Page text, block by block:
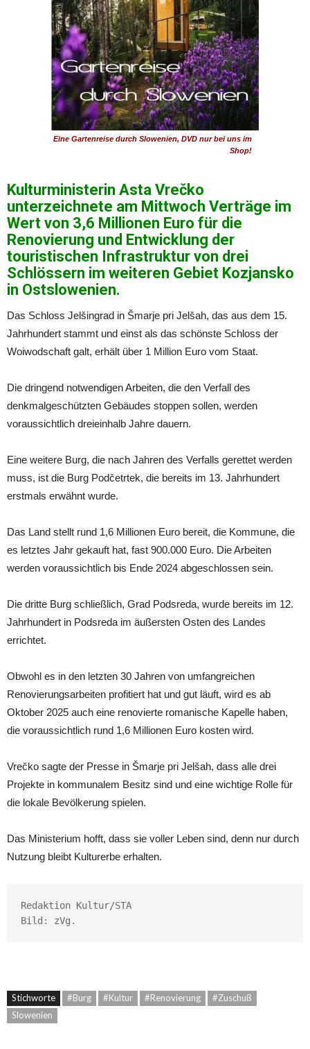
Eine Gartenreise durch Slowenien, DVD nur bei uns im
Shop!
Kulturministerin Asta Vrečko
unterzeichnete am Mittwoch Verträge im
Wert von 3,6 Millionen Euro für die
Renovierung und Entwicklung der
touristischen Infrastruktur von drei
Schlössern im weiteren Gebiet Kozjansko
in Ostslowenien.
Das Schloss Jelšingrad in Šmarje pri Jelšah, das aus dem 15.
Jahrhundert stammt und einst als das schönste Schloss der
Woiwodschaft galt, erhält über 1 Million Euro vom Staat.
Die dringend notwendigen Arbeiten, die den Verfall des
denkmalgeschützten Gebäudes stoppen sollen, werden
voraussichtlich dreieinhalb Jahre dauern.
Eine weitere Burg, die nach Jahren des Verfalls gerettet werden
muss, ist die Burg Podčetrtek, die bereits im 13. Jahrhundert
erstmals erwähnt wurde.
Das Land stellt rund 1,6 Millionen Euro bereit, die Kommune, die
es letztes Jahr gekauft hat, fast 900.000 Euro. Die Arbeiten
werden voraussichtlich bis Ende 2024 abgeschlossen sein.
Die dritte Burg schließlich, Grad Podsreda, wurde bereits im 12.
Jahrhundert in Podsreda im äußersten Osten des Landes
errichtet.
Obwohl es in den letzten 30 Jahren von umfangreichen
Renovierungsarbeiten profitiert hat und gut läuft, wird es ab
Oktober 2025 auch eine renovierte romanische Kapelle haben,
die voraussichtlich rund 1,6 Millionen Euro kosten wird.
Vrečko sagte der Presse in Šmarje pri Jelšah, dass alle drei
Projekte in kommunalem Besitz sind und eine wichtige Rolle für
die lokale Bevölkerung spielen.
Das Ministerium hofft, dass sie voller Leben sind, denn nur durch
Nutzung bleibt Kulturerbe erhalten.
Redaktion Kultur/STA
Bild: zVg.
Stichworte #Burg #Kultur #Renovierung
#Zuschuß
Slowenien